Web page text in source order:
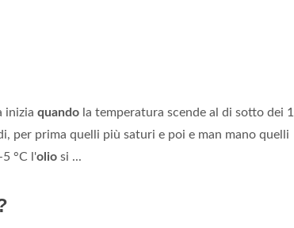
inizia quando la temperatura scende al di sotto dei
per prima quelli più saturi e poi e man mano quelli
°C l'olio si ...